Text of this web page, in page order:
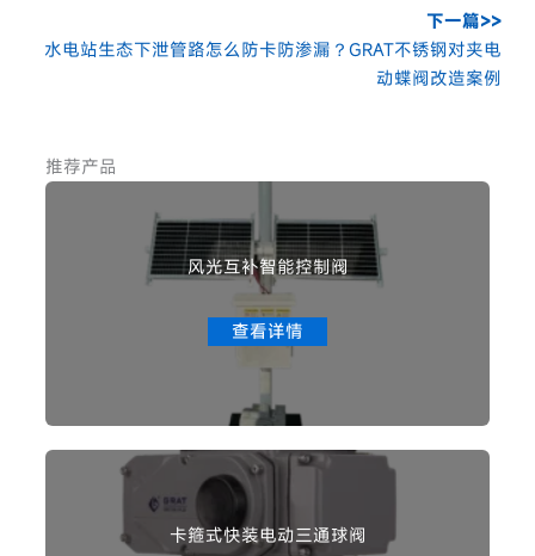
下一篇>>
水电站生态下泄管路怎么防卡防渗漏？GRAT不锈钢对夹电
动蝶阀改造案例
推荐产品
风光互补智能控制阀
查看详情
卡箍式快装电动三通球阀